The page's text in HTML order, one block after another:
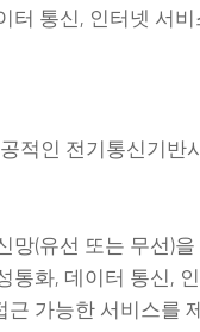
터 통신, 인터넷 서
적인 전기통신기반
망(유선 또는 무선)
통화, 데이터 통신,
근 가능한 서비스를